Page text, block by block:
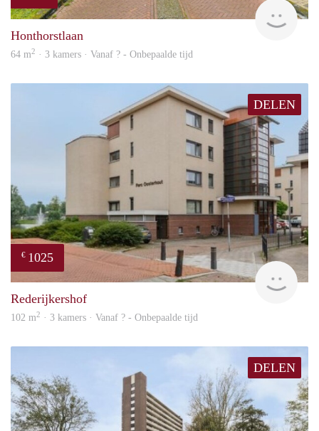
Honthorstlaan
64 m2 · 3 kamers · Vanaf ? - Onbepaalde tijd
DELEN
€ 1025
Rederijkershof
102 m2 · 3 kamers · Vanaf ? - Onbepaalde tijd
DELEN